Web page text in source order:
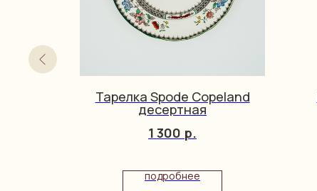
Тарелка Spode Copeland
десертная
1 300 р.
подробнее